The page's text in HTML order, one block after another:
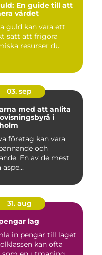
En guide till att
värdet
guld kan vara ett
sätt att frigöra
resurser du
03. sep
med att anlita
i
företag kan vara
och
En av de mest
31. aug
lag
in pengar till laget
kan ofta